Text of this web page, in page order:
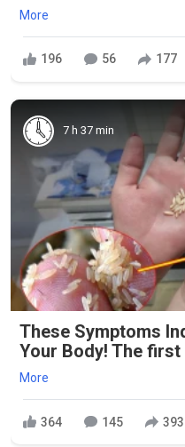
More
196 56 177
7 h 37 min
These Symptoms
Your Body! The
More
364 145 393